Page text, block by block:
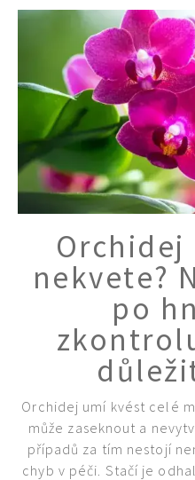
Orchidej
nekvete?
po
Orchidej umí kvést celé
může zaseknout a
případů za tím nestojí
chyb v péči. Stačí je